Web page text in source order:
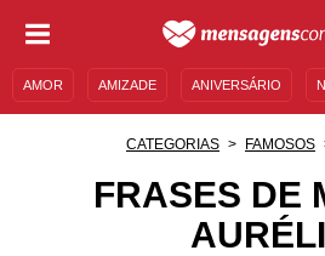
AMOR AMIZADE ANIVERSÁRIO
MENSAGENS DE
CATEGORIAS FAMOSOS
FRASES DE